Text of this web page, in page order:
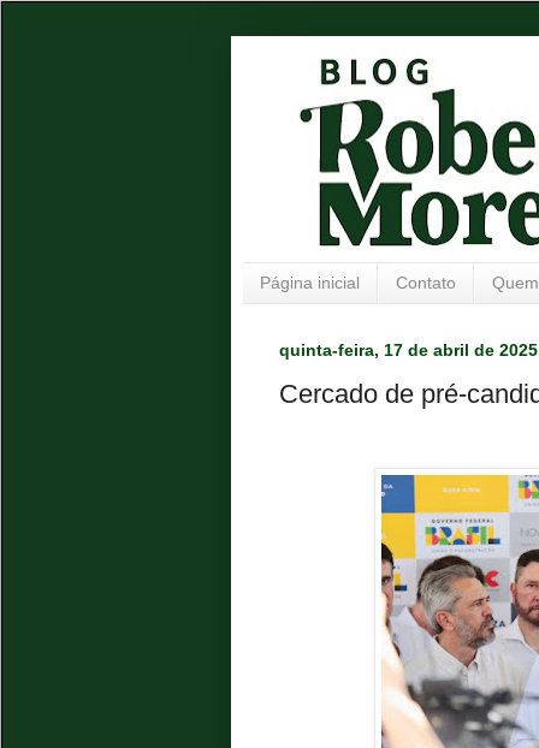
Página inicial Contato
quinta-feira, 17 de abril de 2025
Cercado de pré-